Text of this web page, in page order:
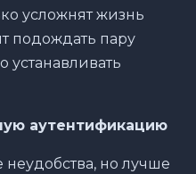
усложнят жизнь
подождать пару
устанавливать
аутентификацию
неудобства, но лучше